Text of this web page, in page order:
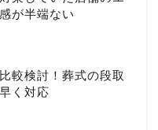
が半端ない
較検討！葬式の段取
く対応